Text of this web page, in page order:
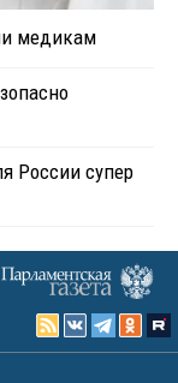
медикам
России супер